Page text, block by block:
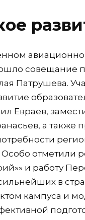
совещание
Патрушева.
Евраев,
а
Особо отметили
и работу
в
кампуса и